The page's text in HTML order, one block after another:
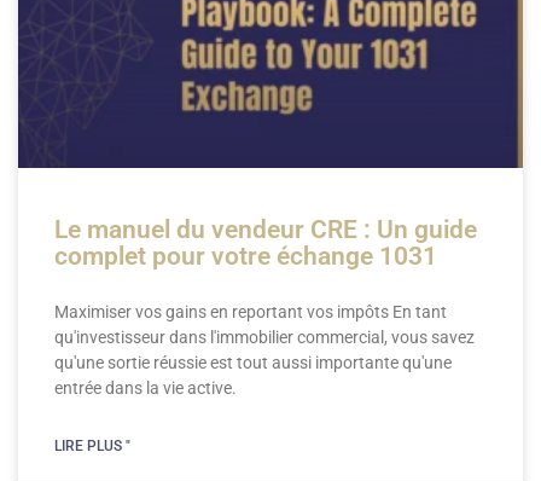
Le manuel du vendeur CRE : Un guide
complet pour votre échange 1031
Maximiser vos gains en reportant vos impôts En tant
qu'investisseur dans l'immobilier commercial, vous savez
qu'une sortie réussie est tout aussi importante qu'une
entrée dans la vie active.
LIRE PLUS "